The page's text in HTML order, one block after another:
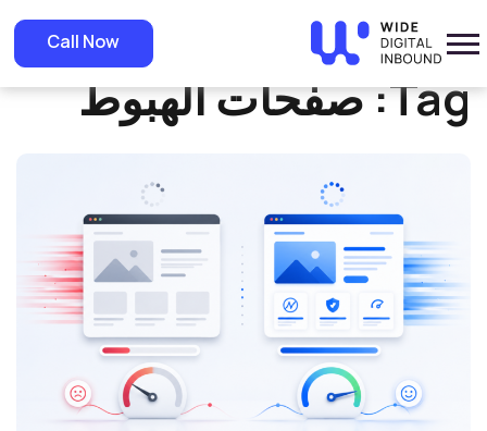
Call Now Home
» صفحات الهبوط
Tag: صفحات الهبوط